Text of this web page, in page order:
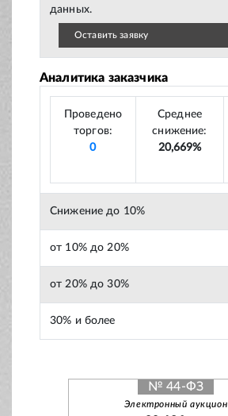
данных.
Оставить заявку
Аналитика заказчика
Проведено
торгов:
0
Среднее
снижение:
20,669%
Снижение до 10%
от 10% до 20%
от 20% до 30%
30% и более
№ 44-ФЗ
Электронный аукцион